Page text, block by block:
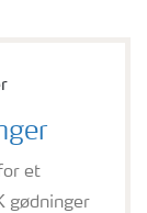
et
gødninger